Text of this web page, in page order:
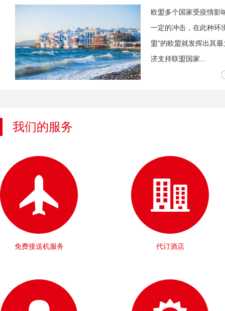
欧盟多个国家受疫情影
一定的冲击，在此种环
盟”的欧盟就发挥出其
济支持联盟国家...
我们的服务
免费接送机服务 代订酒店